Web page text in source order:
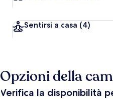
Sentirsi a casa (4)
Opzioni della
Verifica la disponibilità